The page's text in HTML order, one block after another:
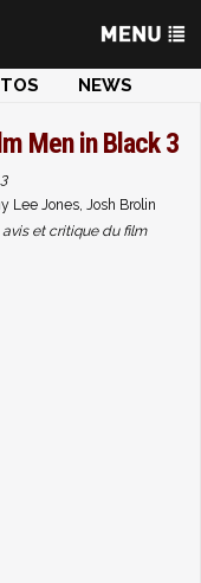
NEWS
Men in Black 3
Lee Jones, Josh Brolin
et critique du film